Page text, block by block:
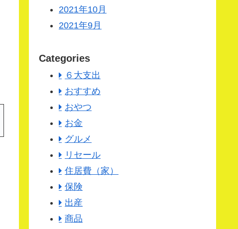
2021年10月
2021年9月
Categories
６大支出
おすすめ
おやつ
お金
グルメ
リセール
住居費（家）
保険
出産
商品